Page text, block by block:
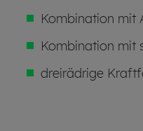
Kombination mit
Kombination mit
dreirädrige